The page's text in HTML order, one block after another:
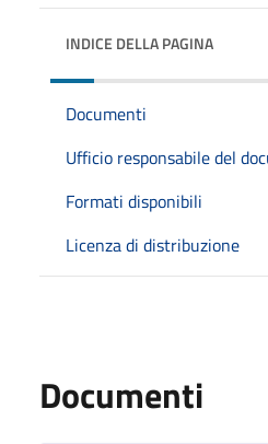
INDICE DELLA PAGINA
Documenti
Ufficio responsabile del
Formati disponibili
Licenza di distribuzione
Documenti